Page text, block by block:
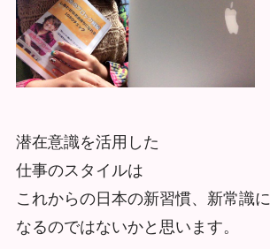
潜在意識を活用した
仕事のスタイルは
これからの日本の新習慣、新常識に
なるのではないかと思います。